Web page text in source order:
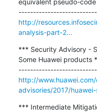
http://
analysis-part-2...
*** Security Advisory -
Some Huawei products
http://
advisories/2017/
*** Intermediate